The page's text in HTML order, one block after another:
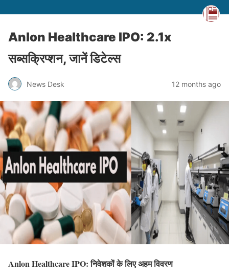
Anlon Healthcare IPO: 2.1x
सब्सक्रिप्शन, जानें डिटेल्स
News Desk 12 months ago
Anlon Healthcare IPO: निवेशकों के लिए अहम विवरण